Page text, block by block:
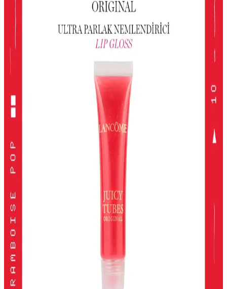
Gri ve Akınca Renklerinin Kozmetik ve Makyajda
Kullanımı ve Uygulama İpuçları
Gri ve akınca renkleri, makyajda şıklık ve doğal görünüm sağlar.
Uygulama teknikleri ve renk uyumu ile farklı tarzlar
yakalayabilirsiniz.
Alerji Dostu ve Doğal Makyaj Ürünleri: Güvenle
Kullanabileceğiniz En İyi Seçenekler
Alerji dostu ve doğal makyaj ürünleri, hassas ciltler için güvenli,
çevre dostu ve dermatolojik testlerden geçmiş seçenekler sunar.
Doğru ürün seçimiyle güzelliğinizi koruyabilirsiniz.
Kiko Milano Unlımıted Double Touch Likit Ruj:
Uzun Süre Kalıcı ve Şık Dudaklar
Kiko Milano'nun Unlımıted Double Touch serisi, yüksek
pigmentasyon ve uzun süre kalıcılık sunan iki aşamalı likit ruj
koleksiyonudur. Doğal ve şık görünüm için ideal seçenekler içerir.
2024 Yılında En İyi Far Paletleri: Renk ve Kalitenin
Buluşması
2024'te öne çıkan yüksek pigmentasyon ve geniş renk
seçenekleriyle en iyi far paletleri, kalıcılık ve çok yönlülük sunarak
makyajda fark yaratmanızı sağlar.